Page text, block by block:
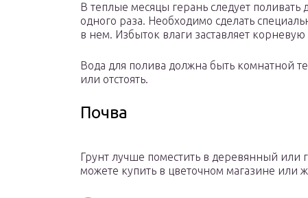
В теплые месяцы герань следует
одного раза. Необходимо сделать
в нем. Избыток влаги заставляет корневую
Вода для полива должна быть комнатной
или отстоять.
Почва
Грунт лучше поместить в деревянный
можете купить в цветочном магазине или